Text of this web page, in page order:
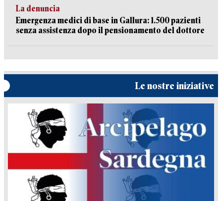
La denuncia
Emergenza medici di base in Gallura: 1.500 pazienti
senza assistenza dopo il pensionamento del dottore
Le nostre iniziative